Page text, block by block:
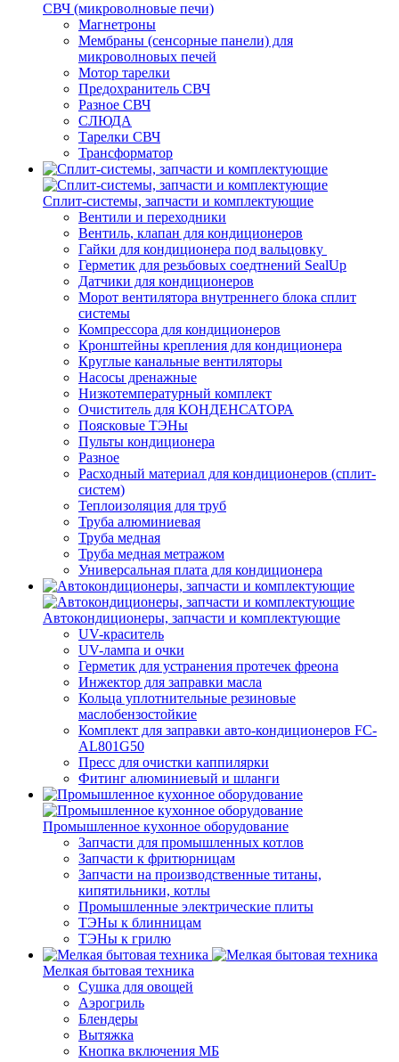
СВЧ (микроволновые печи)
Магнетроны
Мембраны (сенсорные панели) для
микроволновых печей
Мотор тарелки
Предохранитель СВЧ
Разное СВЧ
СЛЮДА
Тарелки СВЧ
Трансформатор
Сплит-системы, запчасти и комплектующие
Вентили и переходники
Вентиль, клапан для кондиционеров
Гайки для кондиционера под вальцовку
Герметик для резьбовых соедтнений SealUp
Датчики для кондиционеров
Морот вентилятора внутреннего блока сплит
системы
Компрессора для кондиционеров
Кронштейны крепления для кондиционера
Круглые канальные вентиляторы
Насосы дренажные
Низкотемпературный комплект
Очиститель для КОНДЕНСАТОРА
Поясковые ТЭНы
Пульты кондиционера
Разное
Расходный материал для кондиционеров (сплит-
систем)
Теплоизоляция для труб
Труба алюминиевая
Труба медная
Труба медная метражом
Универсальная плата для кондиционера
Автокондиционеры, запчасти и комплектующие
UV-краситель
UV-лампа и очки
Герметик для устранения протечек фреона
Инжектор для заправки масла
Кольца уплотнительные резиновые
маслобензостойкие
Комплект для заправки авто-кондиционеров FC-
AL801G50
Пресс для очистки каппилярки
Фитинг алюминиевый и шланги
Промышленное кухонное оборудование
Запчасти для промышленных котлов
Запчасти к фритюрницам
Запчасти на производственные титаны,
кипятильники, котлы
Промышленные электрические плиты
ТЭНы к блинницам
ТЭНы к грилю
Мелкая бытовая техника
Cушка для овощей
Аэрогриль
Блендеры
Вытяжка
Кнопка включения МБ